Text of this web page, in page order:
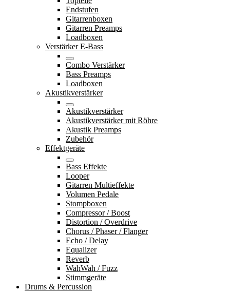
Endstufen
Gitarrenboxen
Gitarren Preamps
Loadboxen
Verstärker E-Bass
Combo Verstärker
Bass Preamps
Loadboxen
Akustikverstärker
Akustikverstärker
Akustikverstärker mit Röhre
Akustik Preamps
Zubehör
Effektgeräte
Bass Effekte
Looper
Gitarren Multieffekte
Volumen Pedale
Stompboxen
Compressor / Boost
Distortion / Overdrive
Chorus / Phaser / Flanger
Echo / Delay
Equalizer
Reverb
WahWah / Fuzz
Stimmgeräte
Drums & Percussion